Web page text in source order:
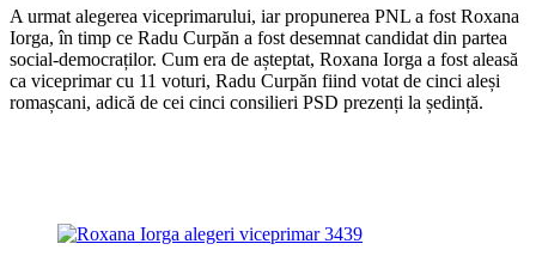
A urmat alegerea viceprimarului, iar propunerea PNL a fost Roxana
Iorga, în timp ce Radu Curpăn a fost desemnat candidat din partea
social-democraților. Cum era de așteptat, Roxana Iorga a fost aleasă
ca viceprimar cu 11 voturi, Radu Curpăn fiind votat de cinci aleși
romașcani, adică de cei cinci consilieri PSD prezenți la ședință.